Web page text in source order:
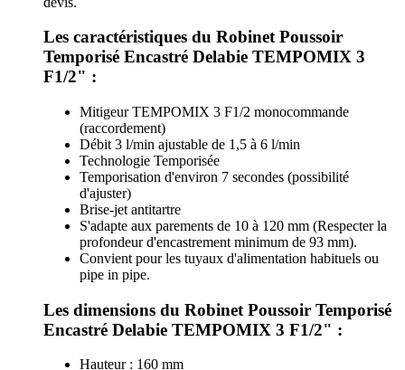
Les caractéristiques du Robinet Poussoir
Temporisé Encastré Delabie TEMPOMIX 3
F1/2" :
Mitigeur TEMPOMIX 3 F1/2 monocommande
(raccordement)
Débit 3 l/min ajustable de 1,5 à 6 l/min
Technologie Temporisée
Temporisation d'environ 7 secondes (possibilité
d'ajuster)
Brise-jet antitartre
S'adapte aux parements de 10 à 120 mm (Respecter la
profondeur d'encastrement minimum de 93 mm).
Convient pour les tuyaux d'alimentation habituels ou
pipe in pipe.
Les dimensions du Robinet Poussoir Temporisé
Encastré Delabie TEMPOMIX 3 F1/2" :
Hauteur : 160 mm